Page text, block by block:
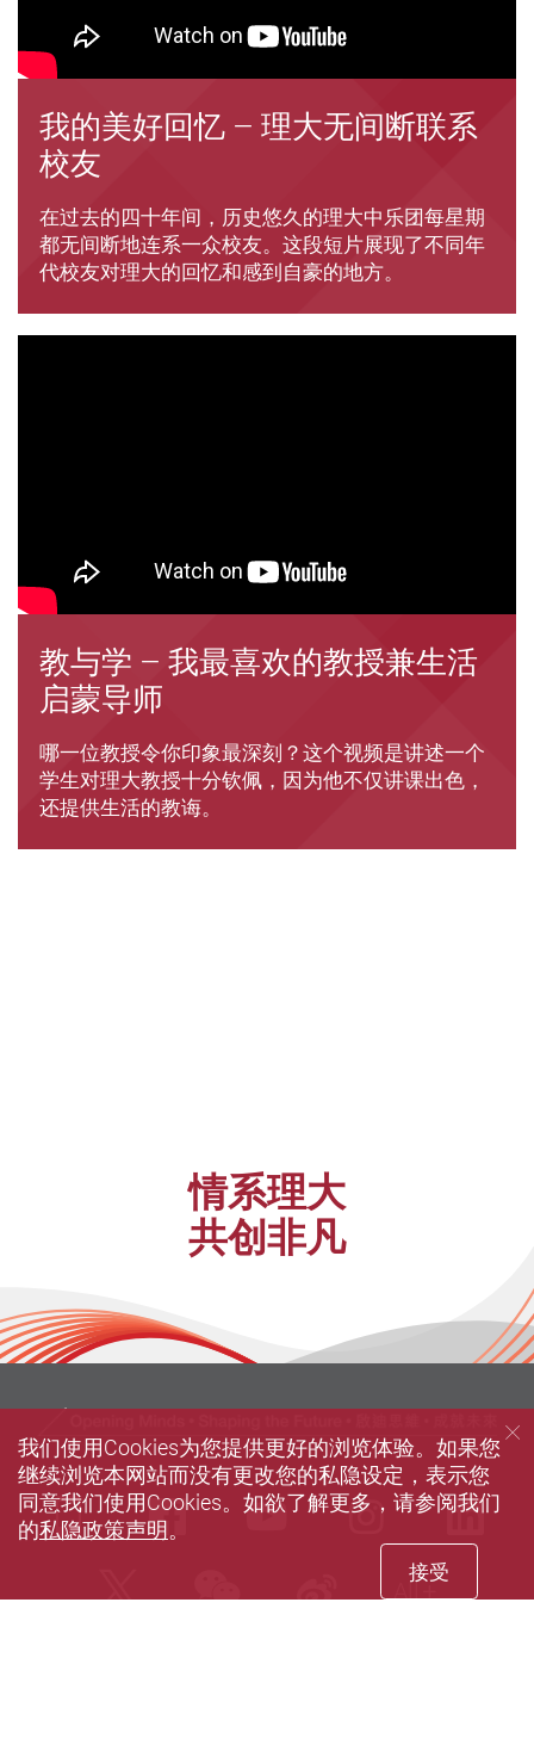
我的美好回忆 – 理大无间断联系
校友
在过去的四十年间，历史悠久的理大中乐团每星期
都无间断地连系一众校友。这段短片展现了不同年
代校友对理大的回忆和感到自豪的地方。
教与学 – 我最喜欢的教授兼生活
启蒙导师
哪一位教授令你印象最深刻？这个视频是讲述一个
学生对理大教授十分钦佩，因为他不仅讲课出色，
还提供生活的教诲。
情系理大
共创非凡
MobileFacebookYoutube
Sina weibo
All
我们使用Cookies为您提供更好的浏览体验。如果您
继续浏览本网站而没有更改您的私隐设定，表示您
同意我们使用Cookies。如欲了解更多，请参阅我们
的私隐政策声明。
接受